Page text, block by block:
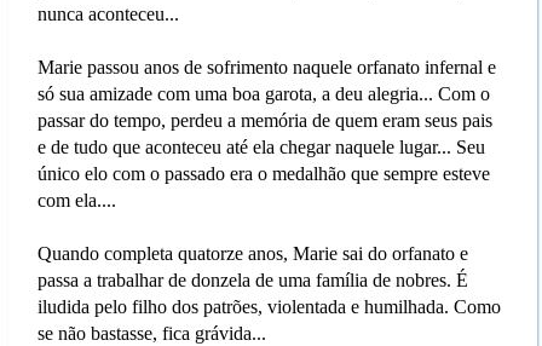
nunca aconteceu...
Marie passou anos de sofrimento naquele orfanato infernal e
só sua amizade com uma boa garota, a deu alegria... Com o
passar do tempo, perdeu a memória de quem eram seus pais
e de tudo que aconteceu até ela chegar naquele lugar... Seu
único elo com o passado era o medalhão que sempre esteve
com ela....
Quando completa quatorze anos, Marie sai do orfanato e
passa a trabalhar de donzela de uma família de nobres. É
iludida pelo filho dos patrões, violentada e humilhada. Como
se não bastasse, fica grávida...